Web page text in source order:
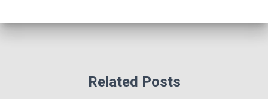
Related Posts